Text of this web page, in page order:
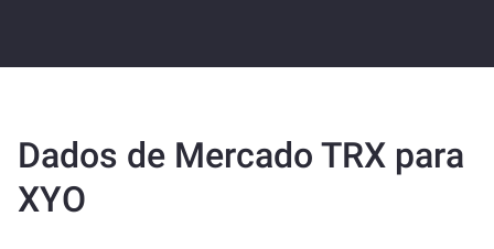
Dados de Mercado TRX para
XYO